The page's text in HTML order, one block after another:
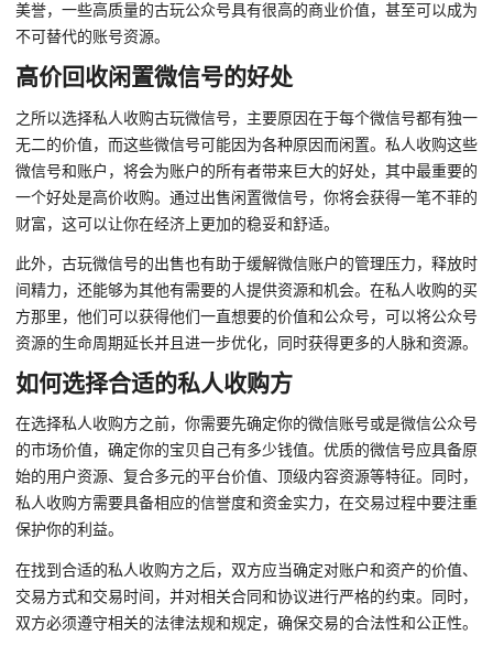
美誉，一些高质量的古玩公众号具有很高的商业价值，甚至可以成为
不可替代的账号资源。
高价回收闲置微信号的好处
之所以选择私人收购古玩微信号，主要原因在于每个微信号都有独一
无二的价值，而这些微信号可能因为各种原因而闲置。私人收购这些
微信号和账户，将会为账户的所有者带来巨大的好处，其中最重要的
一个好处是高价收购。通过出售闲置微信号，你将会获得一笔不菲的
财富，这可以让你在经济上更加的稳妥和舒适。
此外，古玩微信号的出售也有助于缓解微信账户的管理压力，释放时
间精力，还能够为其他有需要的人提供资源和机会。在私人收购的买
方那里，他们可以获得他们一直想要的价值和公众号，可以将公众号
资源的生命周期延长并且进一步优化，同时获得更多的人脉和资源。
如何选择合适的私人收购方
在选择私人收购方之前，你需要先确定你的微信账号或是微信公众号
的市场价值，确定你的宝贝自己有多少钱值。优质的微信号应具备原
始的用户资源、复合多元的平台价值、顶级内容资源等特征。同时，
私人收购方需要具备相应的信誉度和资金实力，在交易过程中要注重
保护你的利益。
在找到合适的私人收购方之后，双方应当确定对账户和资产的价值、
交易方式和交易时间，并对相关合同和协议进行严格的约束。同时，
双方必须遵守相关的法律法规和规定，确保交易的合法性和公正性。